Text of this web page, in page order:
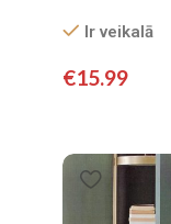
Ir veikalā
€15.99